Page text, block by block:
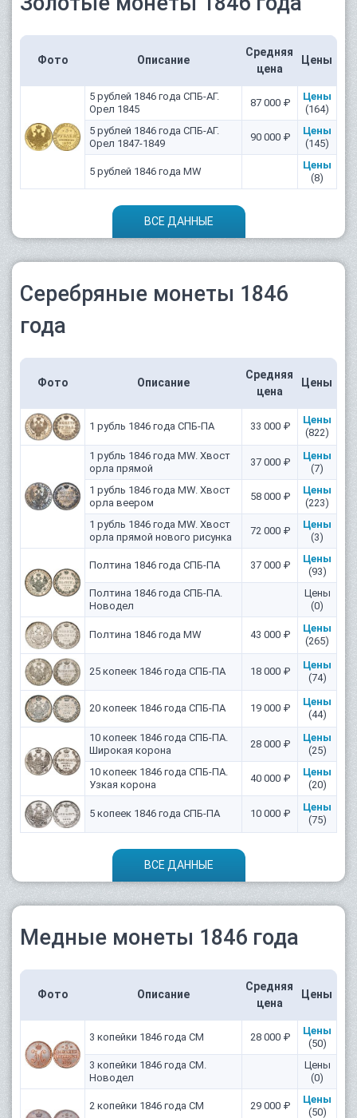
Фото Описание
Средняя
цена
Цены
5 рублей 1846 года СПБ-АГ.
Орел 1845
87 000 ₽
Цены
(164)
5 рублей 1846 года СПБ-АГ.
Орел 1847-1849
90 000 ₽
Цены
(145)
5 рублей 1846 года MW
Цены
(8)
ВСЕ ДАННЫЕ
Серебряные монеты 1846
года
Фото Описание
Средняя
цена
Цены
1 рубль 1846 года СПБ-ПА 33 000 ₽
Цены
(822)
1 рубль 1846 года MW. Хвост
орла прямой
37 000 ₽
Цены
(7)
1 рубль 1846 года MW. Хвост
орла веером
58 000 ₽
Цены
(223)
1 рубль 1846 года MW. Хвост
орла прямой нового рисунка
72 000 ₽
Цены
(3)
Полтина 1846 года СПБ-ПА 37 000 ₽
Цены
(93)
Полтина 1846 года СПБ-ПА.
Новодел
Цены
(0)
Полтина 1846 года MW 43 000 ₽
Цены
(265)
25 копеек 1846 года СПБ-ПА 18 000 ₽
Цены
(74)
20 копеек 1846 года СПБ-ПА 19 000 ₽
Цены
(44)
10 копеек 1846 года СПБ-ПА.
Широкая корона
28 000 ₽
Цены
(25)
10 копеек 1846 года СПБ-ПА.
Узкая корона
40 000 ₽
Цены
(20)
5 копеек 1846 года СПБ-ПА 10 000 ₽
Цены
(75)
ВСЕ ДАННЫЕ
Медные монеты 1846 года
Фото Описание
Средняя
цена
Цены
3 копейки 1846 года СМ 28 000 ₽
Цены
(50)
3 копейки 1846 года СМ.
Новодел
Цены
(0)
2 копейки 1846 года СМ 29 000 ₽
Цены
(50)